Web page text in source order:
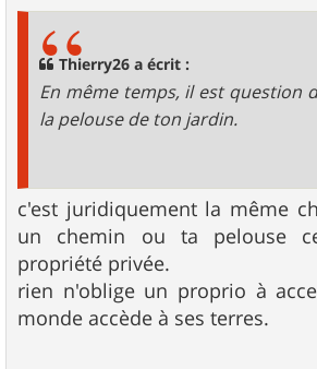
Thierry26 a écrit :
En même temps, il est question
la pelouse de ton jardin.
c'est juridiquement la même
un chemin ou ta pelouse
propriété privée.
rien n'oblige un proprio à
monde accède à ses terres.